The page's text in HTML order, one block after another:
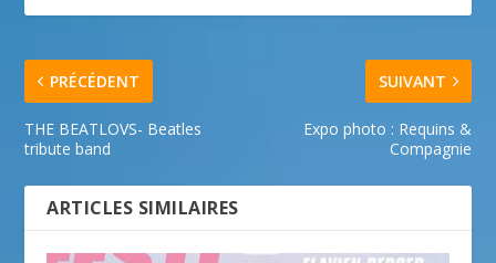
PRÉCÉDENT
THE BEATLOVS- Beatles
tribute band
SUIVANT
Expo photo : Requins &
Compagnie
ARTICLES SIMILAIRES